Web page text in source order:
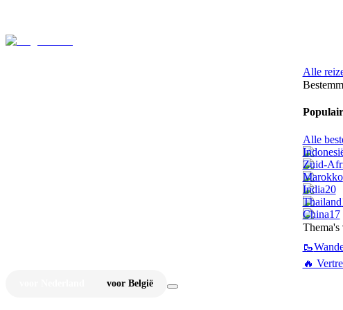
Alle
Alle
Zuid-
Marokko
India20
Thailand
China17
Thema's
🥾
🔥
voor België